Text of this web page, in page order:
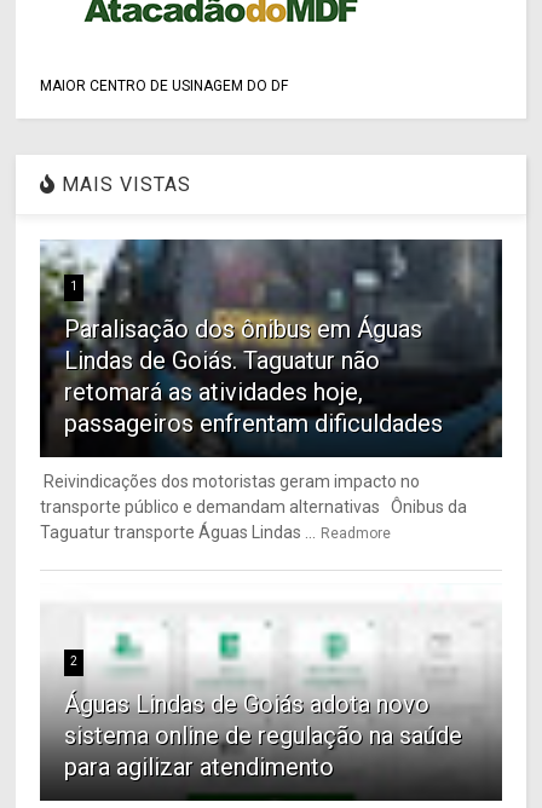
MAIOR CENTRO DE USINAGEM DO DF
MAIS VISTAS
1
Paralisação dos ônibus em Águas
Lindas de Goiás. Taguatur não
retomará as atividades hoje,
passageiros enfrentam dificuldades
Reivindicações dos motoristas geram impacto no
transporte público e demandam alternativas Ônibus da
Taguatur transporte Águas Lindas ...
Readmore
2
Águas Lindas de Goiás adota novo
sistema online de regulação na saúde
para agilizar atendimento